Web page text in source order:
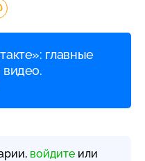
главные
войдите или